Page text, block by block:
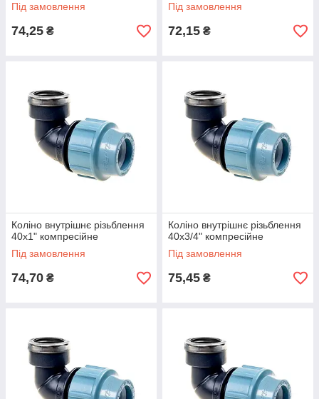
Під замовлення
74,25 ₴
Під замовлення
72,15 ₴
Коліно внутрішнє різьблення
40х1" компресійне
Під замовлення
74,70 ₴
Коліно внутрішнє різьблення
40х3/4" компресійне
Під замовлення
75,45 ₴